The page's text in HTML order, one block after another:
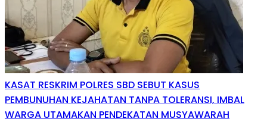
KASAT RESKRIM POLRES SBD SEBUT KASUS
PEMBUNUHAN KEJAHATAN TANPA TOLERANSI, IMBAL
WARGA UTAMAKAN PENDEKATAN MUSYAWARAH